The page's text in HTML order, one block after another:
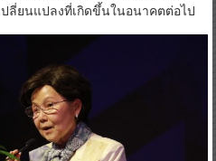
ปลี่ยนแปลงที่เกิดขึ้นในอนาคตต่อไป